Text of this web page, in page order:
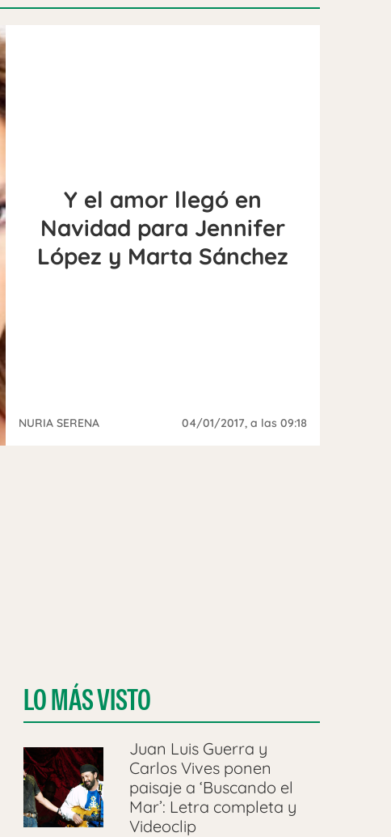
Y el amor llegó en
Navidad para Jennifer
López y Marta Sánchez
NURIA SERENA 04/01/2017, a las 09:18
LO MÁS VISTO
Juan Luis Guerra y
Carlos Vives ponen
paisaje a ‘Buscando el
Mar’: Letra completa y
Videoclip